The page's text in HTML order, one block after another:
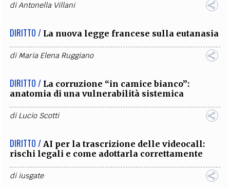
diAntonella Villani
DIRITTO / La nuova legge francese sulla eutanasia
diMaria Elena Ruggiano
DIRITTO / La corruzione “in camice bianco”:
anatomia di una vulnerabilità sistemica
diLucio Scotti
DIRITTO / AI per la trascrizione delle videocall:
rischi legali e come adottarla correttamente
diiusgate